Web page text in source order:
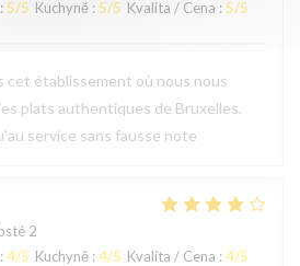
: 5/5 Kuchyně : 5/5 Kvalita / Cena :5/5
cet établissement où nous nous
plats authentiques de Bruxelles.
service sans fausse note
2
: 4/5 Kuchyně : 4/5 Kvalita / Cena : 4/5